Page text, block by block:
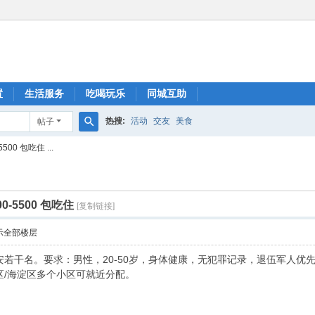
生活服务 吃喝玩乐 同城互助
帖子 热搜: 活动 交友 美食
包吃住 ...
5500 包吃住 [复制链接]
全部楼层
干名。要求：男性，20-50岁，身体健康，无犯罪记录，退伍军人优
淀区多个小区可就近分配。